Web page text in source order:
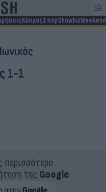
ΚόσμοςΣπορShowbizWeekend
Ιωνικός
1-1
περισσότερο
της Google